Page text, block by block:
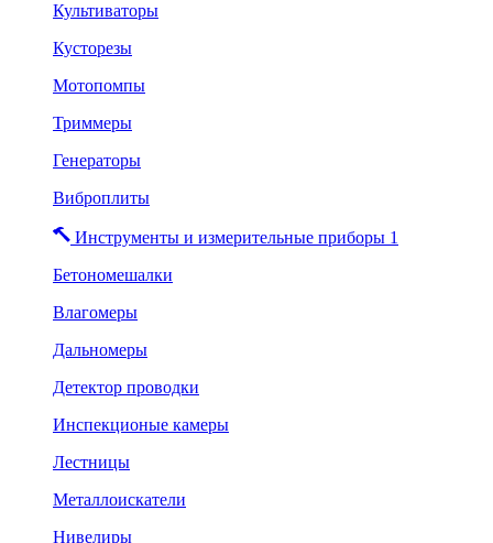
Культиваторы
Кусторезы
Мотопомпы
Триммеры
Генераторы
Виброплиты
Инструменты и измерительные приборы 1
Бетономешалки
Влагомеры
Дальномеры
Детектор проводки
Инспекционые камеры
Лестницы
Металлоискатели
Нивелиры